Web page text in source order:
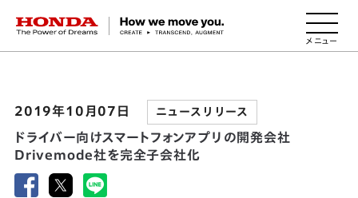
HONDA The Power of Dreams
2019年10月07日 ニュースリリース
ドライバー向けスマートフォンアプリの開発会社
Drivemode社を完全子会社化